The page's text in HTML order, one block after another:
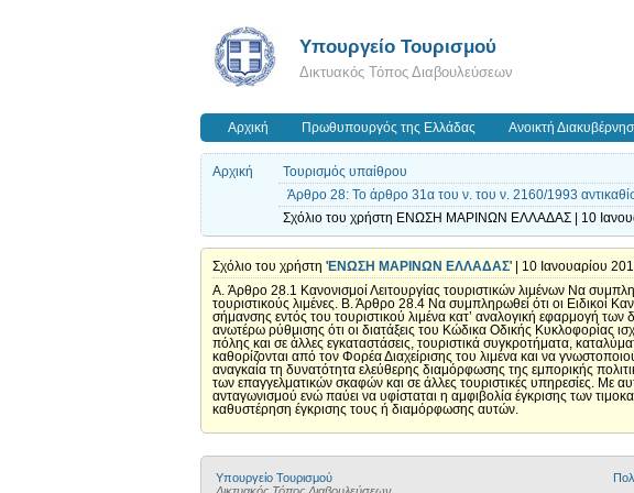
Υπουργείο Τουρισμού
Δικτυακός Τόπος Διαβουλεύσεων
Αρχική Πρωθυπουργός της Ελλάδας Ανοικτή
Αρχική
Τουρισμός υπαίθρου
Άρθρο 28: Το άρθρο 31α του ν. του ν. 2160/1993
Σχόλιο του χρήστη ΕΝΩΣΗ ΜΑΡΙΝΩΝ ΕΛΛΑΔΑΣ | 10
Σχόλιο του χρήστη 'ΕΝΩΣΗ ΜΑΡΙΝΩΝ ΕΛΛΑΔΑΣ' | 10 Ιανουαρίου
A. Άρθρο 28.1 Κανονισμοί Λειτουργίας τουριστικών λιμένων Να
τουριστικούς λιμένες. Β. Άρθρο 28.4 Να συμπληρωθεί ότι οι Ειδικοί
σήμανσης εντός του τουριστικού λιμένα κατ’ αναλογική εφαρμογή των
ανωτέρω ρύθμισης ότι οι διατάξεις του Κώδικα Οδικής Κυκλοφορίας
πόλης και σε άλλες εγκαταστάσεις, τουριστικά συγκροτήματα,
καθορίζονται από τον Φορέα Διαχείρισης του λιμένα και να
αναγκαία τη δυνατότητα ελεύθερης διαμόρφωσης της εμπορικής
των επαγγελματικών σκαφών και σε άλλες τουριστικές υπηρεσίες. Με
ανταγωνισμού ενώ παύει να υφίσταται η αμφιβολία έγκρισης των
καθυστέρηση έγκρισης τους ή διαμόρφωσης αυτών.
Υπουργείο Τουρισμού